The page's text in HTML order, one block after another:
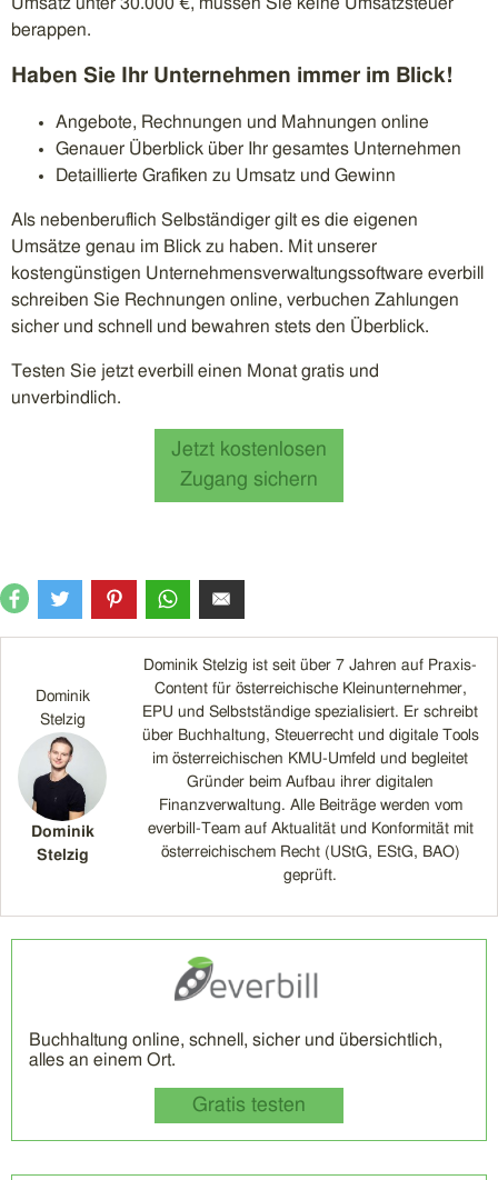
Umsatz unter 30.000 €, müssen Sie keine Umsatzsteuer
berappen.
Haben Sie Ihr Unternehmen immer im Blick!
Angebote, Rechnungen und Mahnungen online
Genauer Überblick über Ihr gesamtes Unternehmen
Detaillierte Grafiken zu Umsatz und Gewinn
Als nebenberuflich Selbständiger gilt es die eigenen
Umsätze genau im Blick zu haben. Mit unserer
kostengünstigen Unternehmensverwaltungssoftware everbill
schreiben Sie Rechnungen online, verbuchen Zahlungen
sicher und schnell und bewahren stets den Überblick.
Testen Sie jetzt everbill einen Monat gratis und
unverbindlich.
Jetzt kostenlosen
Zugang sichern
Dominik
Stelzig
Dominik
Stelzig
Dominik Stelzig ist seit über 7 Jahren auf Praxis-
Content für österreichische Kleinunternehmer,
EPU und Selbstständige spezialisiert. Er schreibt
über Buchhaltung, Steuerrecht und digitale Tools
im österreichischen KMU-Umfeld und begleitet
Gründer beim Aufbau ihrer digitalen
Finanzverwaltung. Alle Beiträge werden vom
everbill-Team auf Aktualität und Konformität mit
österreichischem Recht (UStG, EStG, BAO)
geprüft.
Buchhaltung online, schnell, sicher und übersichtlich,
alles an einem Ort.
Gratis testen